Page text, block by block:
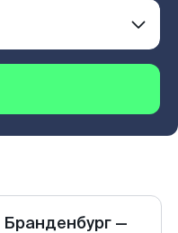
Бранденбург—